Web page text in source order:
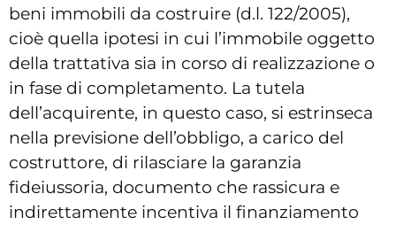
beni immobili da costruire (d.l. 122/2005),
cioè quella ipotesi in cui l’immobile oggetto
della trattativa sia in corso di realizzazione o
in fase di completamento. La tutela
dell’acquirente, in questo caso, si estrinseca
nella previsione dell’obbligo, a carico del
costruttore, di rilasciare la garanzia
fideiussoria, documento che rassicura e
indirettamente incentiva il finanziamento